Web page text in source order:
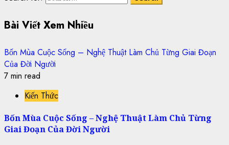
Bài Viết Xem Nhiều
Bốn Mùa Cuộc Sống – Nghệ Thuật Làm Chủ Từng Giai Đoạn
Của Đời Người
7 min read
Kiến Thức
Bốn Mùa Cuộc Sống – Nghệ Thuật Làm Chủ Từng
Giai Đoạn Của Đời Người